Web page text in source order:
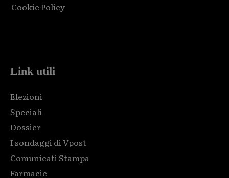
Cookie Policy
Link utili
Elezioni
Speciali
Dossier
I sondaggi di Vpost
Comunicati Stampa
Farmacie